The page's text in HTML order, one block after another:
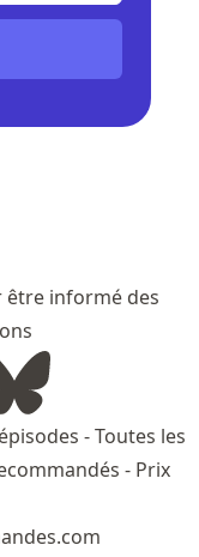
être informé des
-Toutes les
- Prix